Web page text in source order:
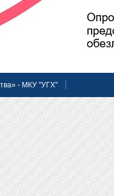
- МКУ "УГХ"